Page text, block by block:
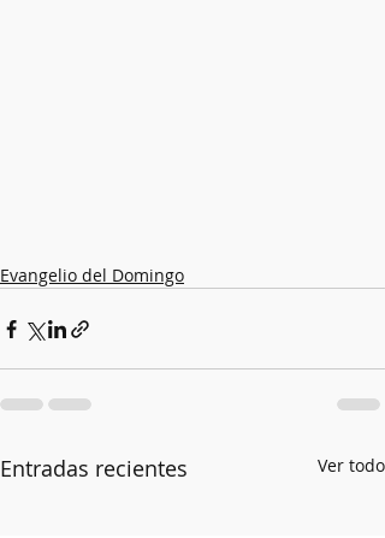
Evangelio del Domingo
Entradas recientes Ver todo